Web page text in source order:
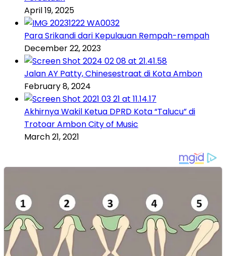
April 19, 2025
Para Srikandi dari Kepulauan Rempah-rempah
December 22, 2023
Jalan AY Patty, Chinesestraat di Kota Ambon
February 8, 2024
Akhirnya Wakil Ketua DPRD Kota “Talucu” di
Trotoar Ambon City of Music
March 21, 2021